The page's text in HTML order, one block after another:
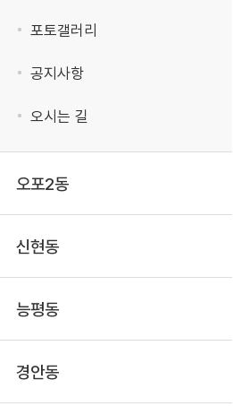
포토갤러리
공지사항
오시는 길
오포2동
신현동
능평동
경안동